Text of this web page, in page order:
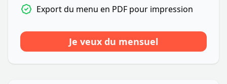
Export du menu en PDF pour impression
Je veux du mensuel